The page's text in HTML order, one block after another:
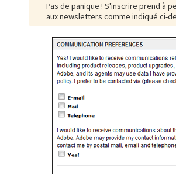
Pas de panique ! S'inscrire prend à
aux newsletters comme indiqué ci-